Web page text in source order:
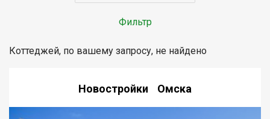
Фильтр
Коттеджей, по вашему запросу, не найдено
Новостройки Омска